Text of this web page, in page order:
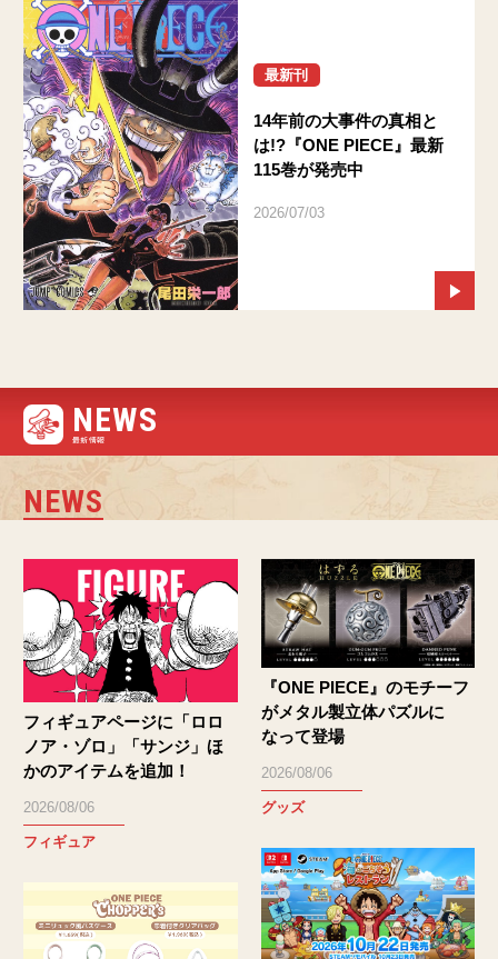
最新刊
14年前の大事件の真相と
は!?『ONE PIECE』最新
115巻が発売中
2026/07/03
NEWS
最新情報
NEWS
フィギュアページに「ロロ
ノア・ゾロ」「サンジ」ほ
かのアイテムを追加！
2026/08/06
フィギュア
『ONE PIECE』のモチーフ
がメタル製立体パズルに
なって登場
2026/08/06
グッズ